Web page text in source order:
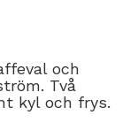
och
Två
kyl och frys.